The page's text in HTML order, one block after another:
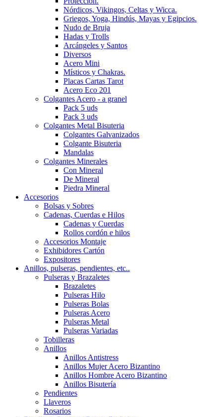
Nórdicos, Vikingos, Celtas y Wicca.
Griegos, Yoga, Hindús, Mayas y Egipcios.
Nudo de Bruja
Hadas y Trolls
Arcángeles y Santos
Diversos
Acero Mini
Místicos y Chakras.
Placas Cartas Tarot
Acero Eco 201
Colgantes Acero - a granel
Pack 5 uds
Pack 3 uds
Colgantes Metal Bisuteria
Colgantes Galvanizados
Colgante Bisuteria
Mandalas
Colgantes Minerales
Con Mineral
De Mineral
Piedra Mineral
Accesorios
Bolsas y Sobres
Cadenas, Cuerdas e Hilos
Cadenas y Cuerdas
Rollos cordón e hilos
Accesorios Montaje
Exhibidores Cartón
Expositores
Anillos, pulseras, pendientes, etc..
Pulseras y Brazaletes
Brazaletes
Pulseras Hilo
Pulseras Bolas
Pulseras Acero
Pulseras Metal
Pulseras Variadas
Tobilleras
Anillos
Anillos Antistress
Anillos Mujer Acero Bizantino
Anillos Hombre Acero Bizantino
Anillos Bisutería
Pendientes
Llaveros
Rosarios